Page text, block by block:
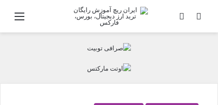
جستجو تغییر پوسته منو